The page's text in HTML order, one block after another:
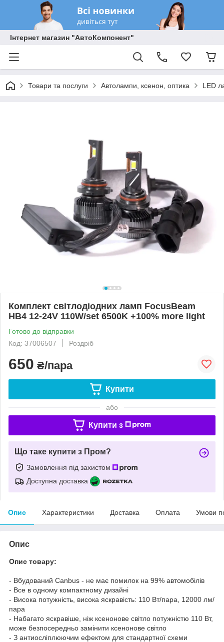
Інтернет магазин "АвтоКомпонент"
Товари та послуги Автолампи, ксенон, оптика LED
Комплект світлодіодних ламп FocusBeam
HB4 12-24V 110W/set 6500K +100% more light
Готово до відправки
Код: 37006507
Роздріб
650 ₴/пара
Купити
або
Купити з
Що таке купити з Пром?
Замовлення під захистом
Доступна доставка
Опис Характеристики Доставка Оплата Умови
Опис
Опис товару:
- Вбудований Canbus - не має помилок на 99% автомобілів
- Все в одному компактному дизайні
- Висока потужність, висока яскравість: 110 Вт/пара, 12000 лм/
пара
- Набагато яскравіше, ніж ксенонове світло потужністю 110 Вт,
може безпосередньо замінити ксенонове світло
- З антиосліплюючим ефектом для стандартної схеми